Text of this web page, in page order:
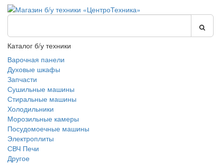
Каталог б/у техники
Варочная панели
Духовые шкафы
Запчасти
Сушильные машины
Стиральные машины
Холодильники
Морозильные камеры
Посудомоечные машины
Электроплиты
СВЧ Печи
Другое